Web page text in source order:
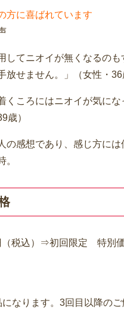
方に喜ばれています
してニオイが無くなるの
放せません。」（女性・36
くころにはニオイが気に
歳）
感想であり、感じ方には
。
税込）⇒初回限定 特別価
なります。3回目以降の